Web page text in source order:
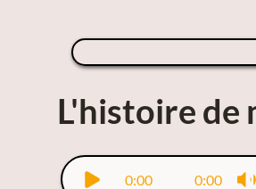
L'histoire de
0:00 0:00